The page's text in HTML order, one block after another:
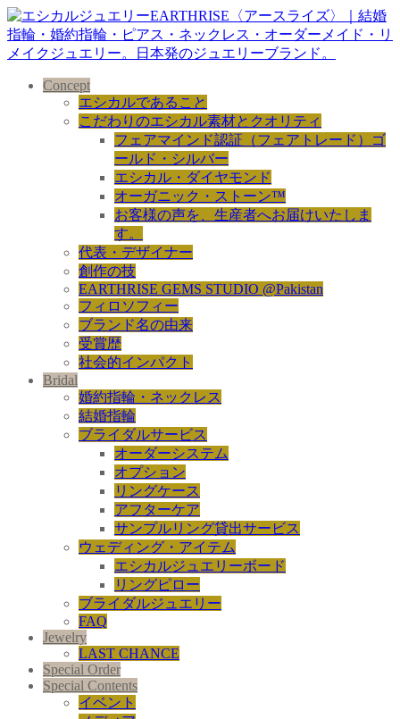
Concept
エシカルであること
こだわりのエシカル素材とクオリティ
フェアマインド認証（フェアトレード）ゴ
ールド・シルバー
エシカル・ダイヤモンド
オーガニック・ストーン™
お客様の声を、生産者へお届けいたしま
す。
代表・デザイナー
創作の技
EARTHRISE GEMS STUDIO @Pakistan
フィロソフィー
ブランド名の由来
受賞歴
社会的インパクト
Bridal
婚約指輪・ネックレス
結婚指輪
ブライダルサービス
オーダーシステム
オプション
リングケース
アフターケア
サンプルリング貸出サービス
ウェディング・アイテム
エシカルジュエリーボード
リングピロー
ブライダルジュエリー
FAQ
Jewelry
LAST CHANCE
Special Order
Special Contents
イベント